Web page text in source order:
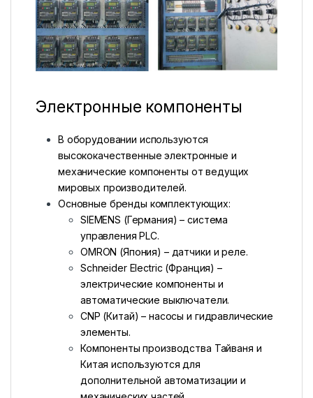
Электронные компоненты
В оборудовании используются
высококачественные электронные и
механические компоненты от ведущих
мировых производителей.
Основные бренды комплектующих:
SIEMENS (Германия) – система
управления PLC.
OMRON (Япония) – датчики и реле.
Schneider Electric (Франция) –
электрические компоненты и
автоматические выключатели.
CNP (Китай) – насосы и гидравлические
элементы.
Компоненты производства Тайваня и
Китая используются для
дополнительной автоматизации и